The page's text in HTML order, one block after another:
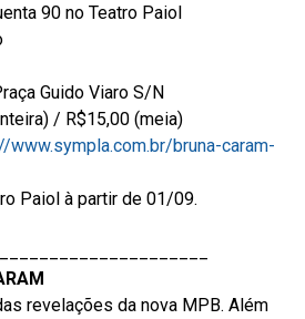
90 no Teatro Paiol
Guido Viaro S/N
/ R$15,00 (meia)
www.sympla.com.br/bruna-caram-
Paiol à partir de 01/09.
revelações da nova MPB. Além